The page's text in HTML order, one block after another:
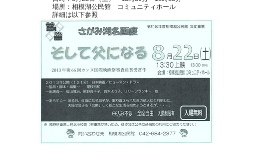
場所：相模湖公民館 コミュニティホール
詳細は以下参照